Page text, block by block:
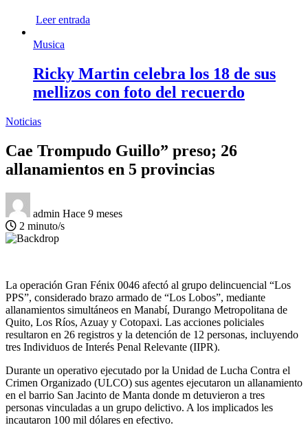
Leer entrada
Musica
Ricky Martin celebra los 18 de sus
mellizos con foto del recuerdo
Noticias
Cae Trompudo Guillo” preso; 26
allanamientos en 5 provincias
admin Hace 9 meses
2 minuto/s
La operación Gran Fénix 0046 afectó al grupo delincuencial “Los
PPS”, considerado brazo armado de “Los Lobos”, mediante
allanamientos simultáneos en Manabí, Durango Metropolitana de
Quito, Los Ríos, Azuay y Cotopaxi. Las acciones policiales
resultaron en 26 registros y la detención de 12 personas, incluyendo
tres Individuos de Interés Penal Relevante (IIPR).
Durante un operativo ejecutado por la Unidad de Lucha Contra el
Crimen Organizado (ULCO) sus agentes ejecutaron un allanamiento
en el barrio San Jacinto de Manta donde m detuvieron a tres
personas vinculadas a un grupo delictivo. A los implicados les
incautaron 100 mil dólares en efectivo.